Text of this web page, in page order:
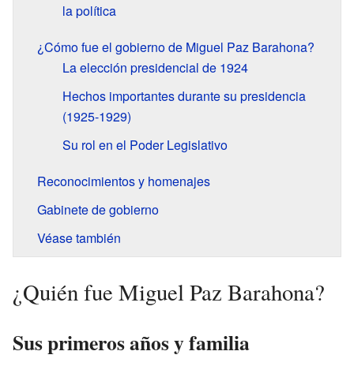
la política
¿Cómo fue el gobierno de Miguel Paz Barahona?
La elección presidencial de 1924
Hechos importantes durante su presidencia
(1925-1929)
Su rol en el Poder Legislativo
Reconocimientos y homenajes
Gabinete de gobierno
Véase también
¿Quién fue Miguel Paz Barahona?
Sus primeros años y familia